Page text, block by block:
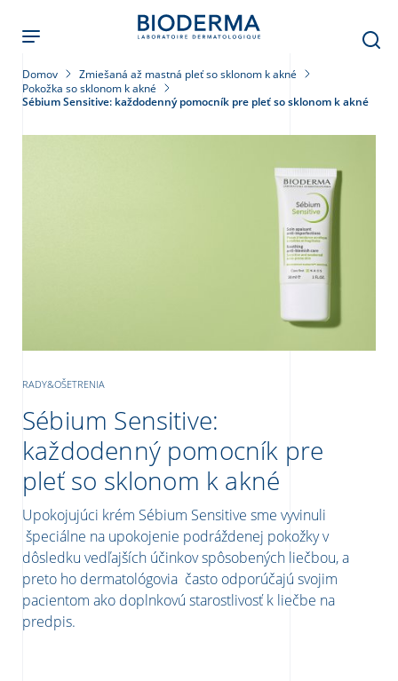
hlavný
obsah
Domov
Zmiešaná až mastná pleť so sklonom k ​​akné
Pokožka so sklonom k akné
Sébium Sensitive: každodenný pomocník pre pleť so sklonom k akné
RADY&OŠETRENIA
Sébium Sensitive:
každodenný pomocník pre
pleť so sklonom k akné
Upokojujúci krém Sébium Sensitive sme vyvinuli
špeciálne na upokojenie podráždenej pokožky v
dôsledku vedľajších účinkov spôsobených liečbou, a
preto ho dermatológovia často odporúčajú svojim
pacientom ako doplnkovú starostlivosť k liečbe na
predpis.